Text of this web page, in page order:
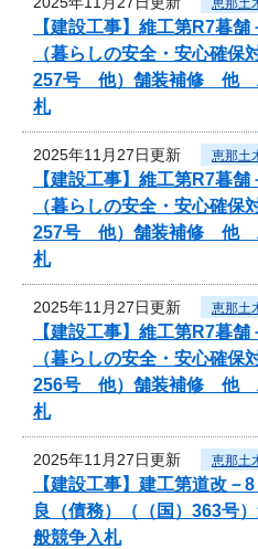
恵那土
【建設工事】維工第R7暮
（暮らしの安全・安心確保
257号 他）舗装補修 他
札
2025年11月27日更新 恵那土
【建設工事】維工第R7暮
（暮らしの安全・安心確保
257号 他）舗装補修 他
札
2025年11月27日更新 恵那土
【建設工事】維工第R7暮
（暮らしの安全・安心確保
256号 他）舗装補修 他
札
2025年11月27日更新 恵那土
【建設工事】建工第道改
良（債務）（（国）363号
般競争入札